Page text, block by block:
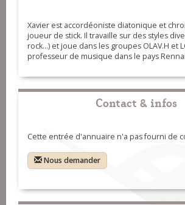
Xavier est accordéoniste diatonique et
joueur de stick. Il travaille sur des styles
rock...) et joue dans les groupes OLAV.H et
professeur de musique dans le pays
Contact & infos
Cette entrée d'annuaire n'a pas fourni de
Nous demander